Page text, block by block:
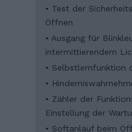
• Test der
Öffnen
• Ausgang für
intermittierendem
• Selbstlernfunktion
•
• Zähler der
Einstellung der
• Softanlauf beim